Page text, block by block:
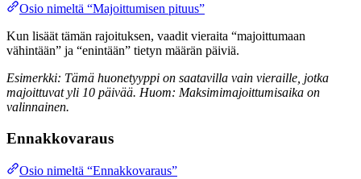
Osio nimeltä “Majoittumisen pituus”
Kun lisäät tämän rajoituksen, vaadit vieraita “majoittumaan
vähintään” ja “enintään” tietyn määrän päiviä.
Esimerkki: Tämä huonetyyppi on saatavilla vain vieraille, jotka
majoittuvat yli 10 päivää. Huom: Maksimimajoittumisaika on
valinnainen.
Ennakkovaraus
Osio nimeltä “Ennakkovaraus”